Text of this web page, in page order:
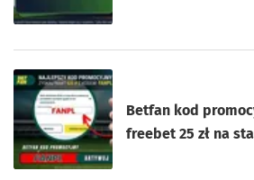
Betfan kod
freebet 25 zł na